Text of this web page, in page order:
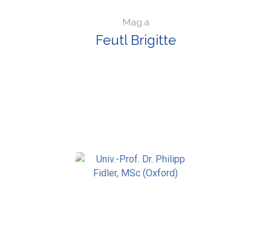
Mag.a
Feutl Brigitte